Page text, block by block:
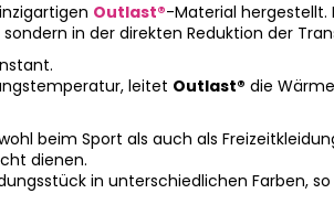
Outlast®-Material hergestellt.
in der direkten Reduktion der
leitet Outlast® die
beim Sport als auch als
dienen.
in unterschiedlichen Farben,